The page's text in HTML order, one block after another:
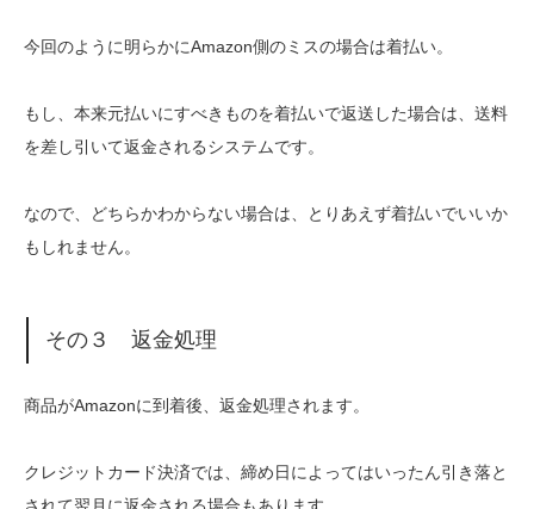
今回のように明らかにAmazon側のミスの場合は着払い。
もし、本来元払いにすべきものを着払いで返送した場合は、送料
を差し引いて返金されるシステムです。
なので、どちらかわからない場合は、とりあえず着払いでいいか
もしれません。
その３ 返金処理
商品がAmazonに到着後、返金処理されます。
クレジットカード決済では、締め日によってはいったん引き落と